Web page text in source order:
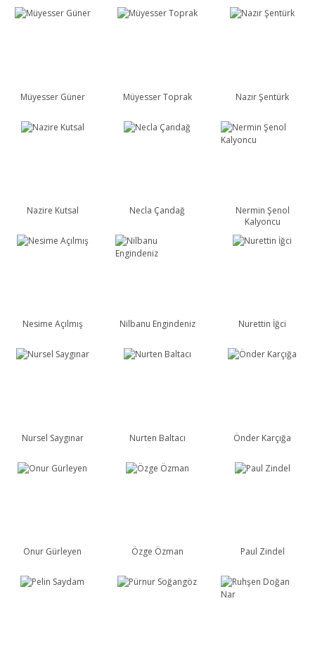
Müyesser Güner Müyesser Toprak Nazır Şentürk
Nazire Kutsal Necla Çandağ
Nermin Şenol
Kalyoncu
Nesime Açılmış Nilbanu Engindeniz Nurettin İğci
Nursel Saygınar Nurten Baltacı Önder Karçığa
Onur Gürleyen Özge Özman Paul Zindel